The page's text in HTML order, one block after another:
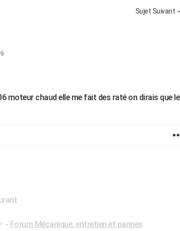
Sujet Suivant
moteur chaud elle me fait des raté on dirais que le
- Forum Mécanique, entretien et pannes